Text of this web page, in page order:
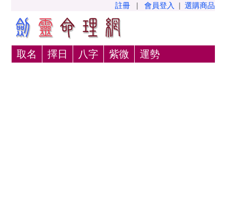
註冊 | 會員登入 | 選購商品
取名 擇日 八字 紫微 運勢